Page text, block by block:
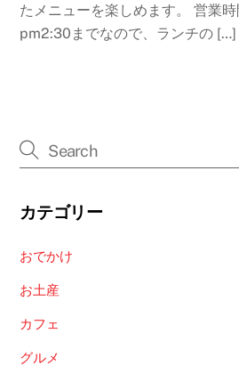
たメニューを楽しめます。 営業
pm2:30までなので、ランチの […]
カテゴリー
おでかけ
お土産
カフェ
グルメ